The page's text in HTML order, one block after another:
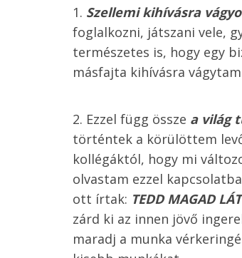
Szellemi kihívásra
foglalkozni, játszani vele,
természetes is, hogy egy
másfajta kihívásra
Ezzel függ össze a világ
történtek a körülöttem
kollégáktól, hogy mi
olvastam ezzel
ott írtak: TEDD MAGAD
zárd ki az innen jövő
maradj a munka